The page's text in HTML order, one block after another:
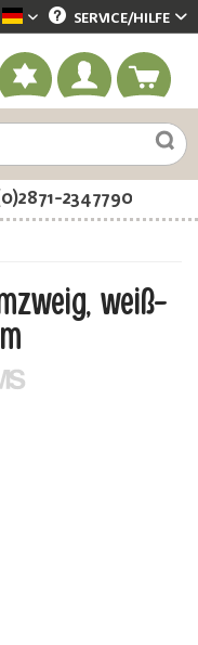
Dekotopia deutsch
SERVICE/HILFE
2347790
weiß-